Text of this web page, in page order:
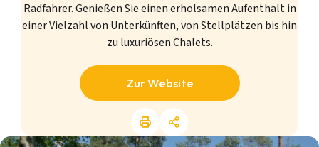
Radfahrer. Genießen Sie einen erholsamen Aufenthalt in
einer Vielzahl von Unterkünften, von Stellplätzen bis hin
zu luxuriösen Chalets.
Zur Website